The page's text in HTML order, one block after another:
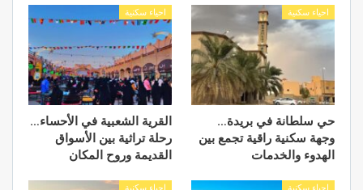
احياء سكنية
حي سلطانة في بريدة…
وجهة سكنية راقية تجمع بين
الهدوء والخدمات
احياء سكنية
القرية الشعبية في الأحساء…
رحلة تراثية بين الأسواق
القديمة وروح المكان
احياء سكنية احياء سكنية